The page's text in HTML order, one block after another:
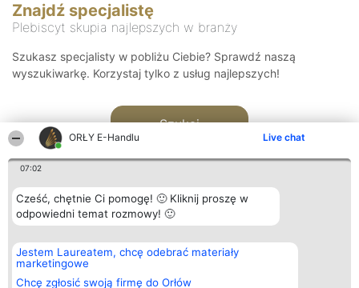
ORŁY E-Handlu Live chat
07:02
Cześć, chętnie Ci pomogę! 🙂 Kliknij proszę w
odpowiedni temat rozmowy! 🙂
Jestem Laureatem, chcę odebrać materiały
marketingowe
Chcę zgłosić swoją firmę do Orłów
Znajdź specjalistę
Plebiscyt skupia najlepszych w branży
Szukasz specjalisty w pobliżu Ciebie? Sprawdź naszą
wyszukiwarkę. Korzystaj tylko z usług najlepszych!
Szukaj
Organizator plebiscytu
Bright Side Solutions sp. z o.
o. sp. k.
ul. Ruska 22
Plebiscyt
Laureaci
wszystkich
Kontakt
Kontakt